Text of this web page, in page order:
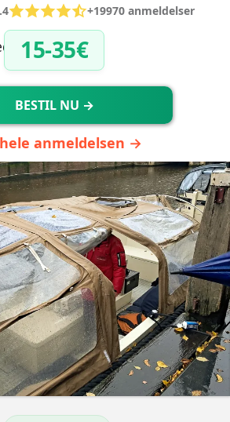
+19970 anmeldelser
15-35€
BESTIL NU →
anmeldelsen →